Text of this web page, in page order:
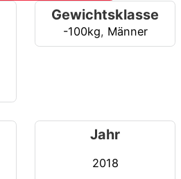
Gewichtsklasse
-100kg, Männer
Jahr
2018